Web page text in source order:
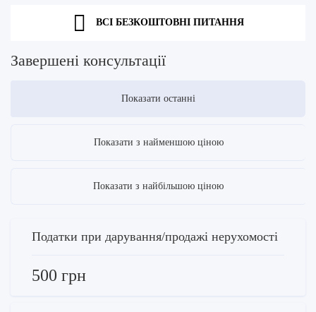
ВСІ БЕЗКОШТОВНІ ПИТАННЯ
Завершені консультації
Показати останні
Показати з найменшою ціною
Показати з найбільшою ціною
Податки при дарування/продажі нерухомості
500 грн